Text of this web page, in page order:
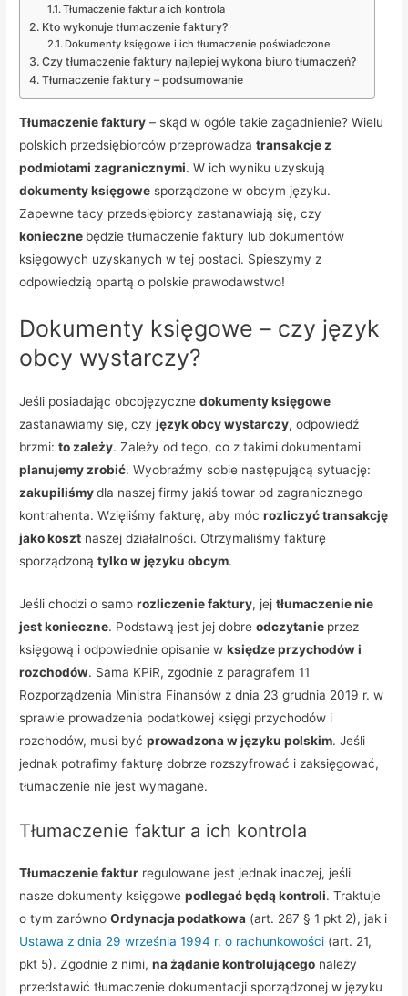
Tłumaczenie faktur a ich kontrola
Kto wykonuje tłumaczenie faktury?
Dokumenty księgowe i ich tłumaczenie poświadczone
Czy tłumaczenie faktury najlepiej wykona biuro tłumaczeń?
Tłumaczenie faktury – podsumowanie
Tłumaczenie faktury – skąd w ogóle takie zagadnienie? Wielu
polskich przedsiębiorców przeprowadzatransakcje z
podmiotami zagranicznymi. W ich wyniku uzyskują
dokumenty księgowe sporządzone w obcym języku.
Zapewne tacy przedsiębiorcy zastanawiają się, czy
konieczne będzie tłumaczenie faktury lub dokumentów
księgowych uzyskanych w tej postaci. Spieszymy z
odpowiedzią opartą o polskie prawodawstwo!
Dokumenty księgowe – czy język
obcy wystarczy?
Jeśli posiadając obcojęzycznedokumenty księgowe
zastanawiamy się, czyjęzyk obcy wystarczy, odpowiedź
brzmi:to zależy. Zależy od tego, co z takimi dokumentami
planujemy zrobić. Wyobraźmy sobie następującą sytuację:
zakupiliśmydla naszej firmy jakiś towar od zagranicznego
kontrahenta. Wzięliśmy fakturę, aby mócrozliczyć transakcję
jako koszt naszej działalności. Otrzymaliśmy fakturę
sporządzonątylko w języku obcym.
Jeśli chodzi o samorozliczenie faktury, jejtłumaczenie nie
jest konieczne. Podstawą jest jej dobreodczytanie przez
księgową i odpowiednie opisanie wksiędze przychodów i
rozchodów. Sama KPiR, zgodnie z paragrafem 11
Rozporządzenia Ministra Finansów z dnia 23 grudnia 2019 r. w
sprawie prowadzenia podatkowej księgi przychodów i
rozchodów, musi byćprowadzona w języku polskim. Jeśli
jednak potrafimy fakturę dobrze rozszyfrować i zaksięgować,
tłumaczenie nie jest wymagane.
Tłumaczenie faktur a ich kontrola
Tłumaczenie faktur regulowane jest jednak inaczej, jeśli
nasze dokumenty księgowepodlegać będą kontroli. Traktuje
o tym zarównoOrdynacja podatkowa (art. 287 § 1 pkt 2), jak i
Ustawa z dnia 29 września 1994 r. o rachunkowości (art. 21,
pkt 5). Zgodnie z nimi,na żądanie kontrolującego należy
przedstawić tłumaczenie dokumentacji sporządzonej w języku